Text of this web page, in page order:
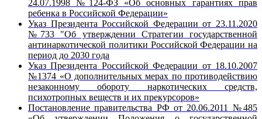
24.07.1998 №124-ФЗ «Об основных гарантиях прав
ребенка в Российской Федерации»
Указ Президента Российской Федерации от 23.11.2020
№733 "Об утверждении Стратегии государственной
антинаркотической политики Российской Федерации на
период до 2030 года
Указ Президента Российской Федерации от 18.10.2007
№1374 «О дополнительных мерах по противодействию
незаконному обороту наркотических средств,
психотропных веществ и их прекурсоров»
Постановление правительства РФ от 20.06.2011 №485